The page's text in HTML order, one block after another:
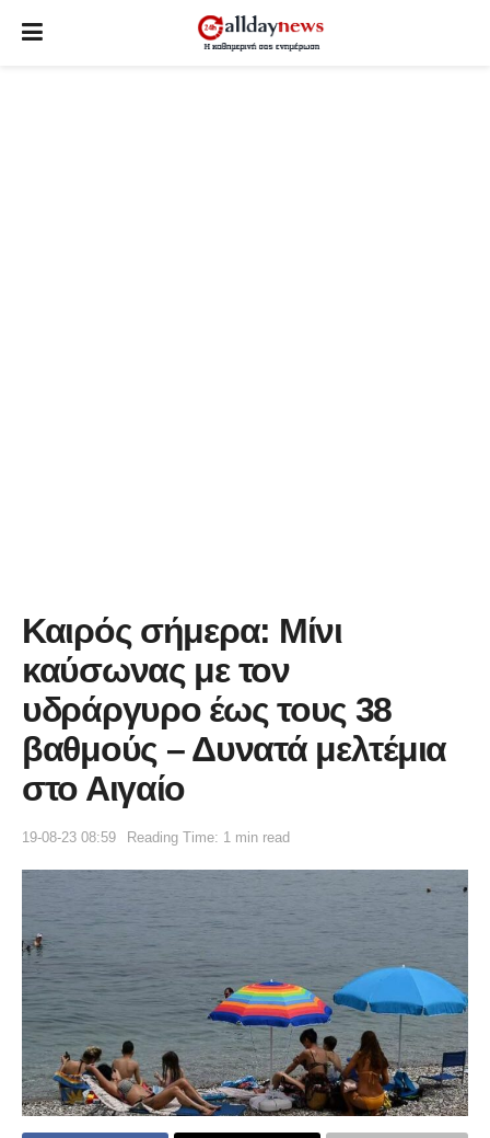
Καιρός σήμερα: Μίνι
καύσωνας με τον
υδράργυρο έως τους 38
βαθμούς – Δυνατά μελτέμια
στο Αιγαίο
19-08-23 08:59 Reading Time: 1 min read